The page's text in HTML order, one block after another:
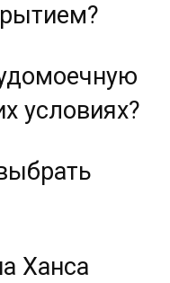
условиях?
Ханса